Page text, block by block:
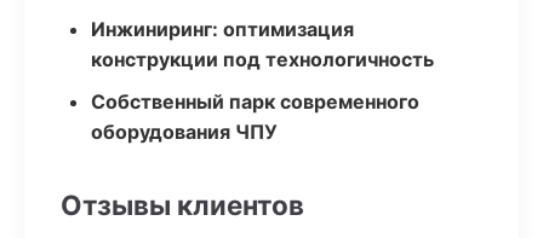
Инжиниринг: оптимизация
конструкции под технологичность
Собственный парк современного
оборудования ЧПУ
Отзывы клиентов